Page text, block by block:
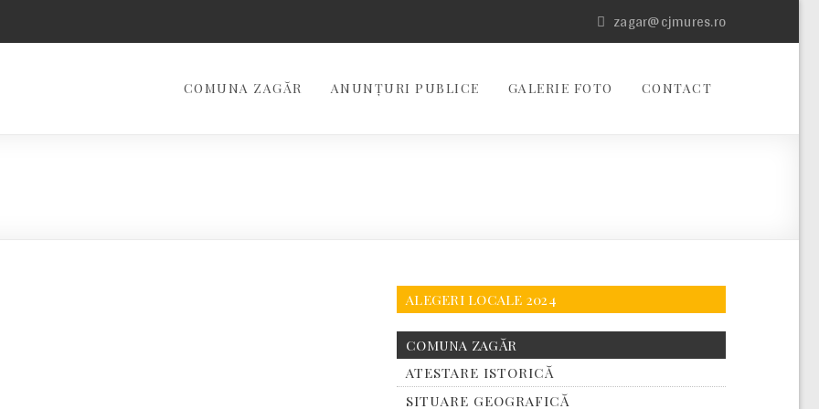
zagar@cjmures.ro
COMUNA ZAGĂR ANUNȚURI PUBLICE GALERIE FOTO CONTACT
ALEGERI LOCALE 2024
COMUNA ZAGĂR
ATESTARE ISTORICĂ
SITUARE GEOGRAFICĂ